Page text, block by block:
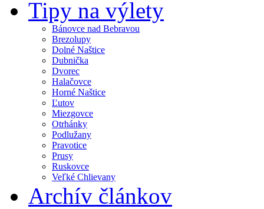
Tipy na výlety
Bánovce nad Bebravou
Brezolupy
Dolné Naštice
Dubnička
Dvorec
Halačovce
Horné Naštice
Ľutov
Miezgovce
Otrhánky
Podlužany
Pravotice
Prusy
Ruskovce
Veľké Chlievany
Archív článkov